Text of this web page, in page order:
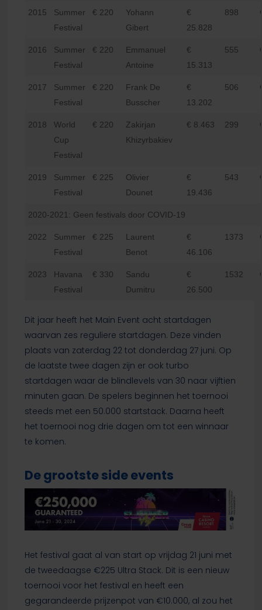
2015
Summer
Festival
€ 220
Yohann
Gibert
€
25.828
898
2016
Summer
Festival
€ 220
Emmanuel
Antoine
€
15.313
555
2017
Summer
Festival
€ 220
Frank De
Busscher
€
13.202
506
2018
World
Cup
Festival
€ 220
Zakirjan
Khizyrbakiev
€ 8.463 299
2019
Summer
Festival
€ 225
Olivier
Dounet
€
19.436
543
2020-2021: Geen festivals door COVID-19
2022
Summer
Festival
€ 225
Laurent
Benot
€
46.106
1373
2023
Havana
Festival
€ 330
Sandu
Dumitru
€
26.500
1532
Dit jaar heeft het Main Event acht startdagen
waarvan zes reguliere startdagen. Deze vinden
plaats van zaterdag 22 tot donderdag 27 juni. Op
de laatste twee dagen zijn er ook turbo
startdagen waar de blindlevels van 30 naar vijftien
minuten gaan. De spelers beginnen het toernooi
steeds met een 50.000 startstack. Daarna heeft
het toernooi nog drie dagen om tot een winnaar
te komen.
De grootste side events
Het festival gaat al van start op vrijdag 21 juni met
de tweedaagse €225 Ultra Stack. Dit is een nieuw
toernooi voor het festival en heeft een
gegarandeerde prijzenpot van €10.000, al zou het